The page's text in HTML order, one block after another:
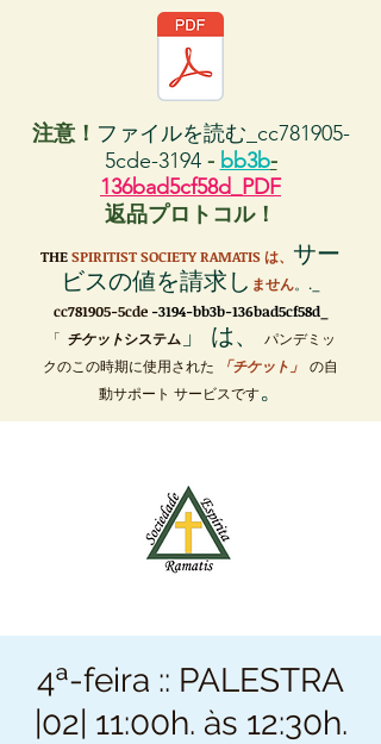
注意！ ファイルを読む_cc781905-
5cde-3194 - bb3b-
136bad5cf58d_PDF
返品プロトコル！
THESPIRITIST SOCIETY RAMATIS は、 サー
ビスの値を請求し ません。._
cc781905-5cde -3194-bb3b-136bad5cf58d_
「 チケットシステム」 は、
パンデミッ
クのこの時期に使用された 「チケット」
の自
動サポート サービスです。
4ª-feira :: PALESTRA
|02| 11:00h. às 12:30h.